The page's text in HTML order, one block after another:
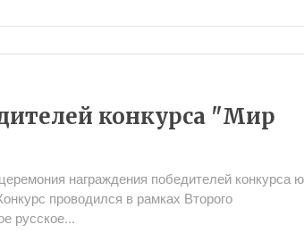
конкурса "Мир
награждения победителей конкурса
проводился в рамках Второго
русское...